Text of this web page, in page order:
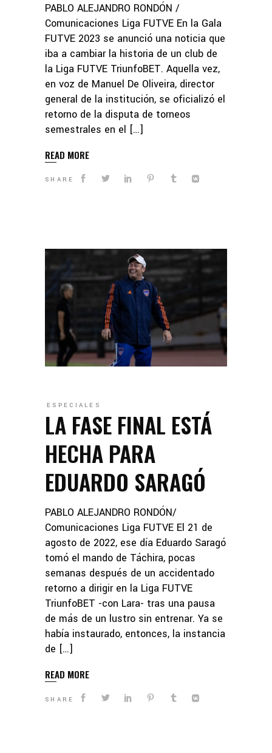
PABLO ALEJANDRO RONDÓN /
Comunicaciones Liga FUTVE En la Gala
FUTVE 2023 se anunció una noticia que
iba a cambiar la historia de un club de
la Liga FUTVE TriunfoBET. Aquella vez,
en voz de Manuel De Oliveira, director
general de la institución, se oficializó el
retorno de la disputa de torneos
semestrales en el […]
READ MORE
SHARE
ESPECIALES
LA FASE FINAL ESTÁ
HECHA PARA
EDUARDO SARAGÓ
PABLO ALEJANDRO RONDÓN/
Comunicaciones Liga FUTVE El 21 de
agosto de 2022, ese día Eduardo Saragó
tomó el mando de Táchira, pocas
semanas después de un accidentado
retorno a dirigir en la Liga FUTVE
TriunfoBET -con Lara- tras una pausa
de más de un lustro sin entrenar. Ya se
había instaurado, entonces, la instancia
de […]
READ MORE
SHARE